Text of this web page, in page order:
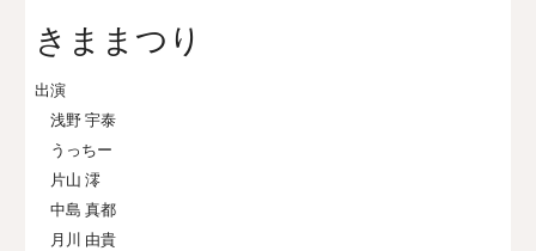
きままつり
出演
浅野 宇泰
うっちー
片山 澪
中島 真都
月川 由貴